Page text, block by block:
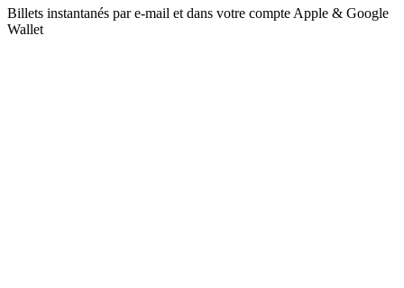
Billets instantanés par e-mail et dans votre compte Apple & Google
Wallet